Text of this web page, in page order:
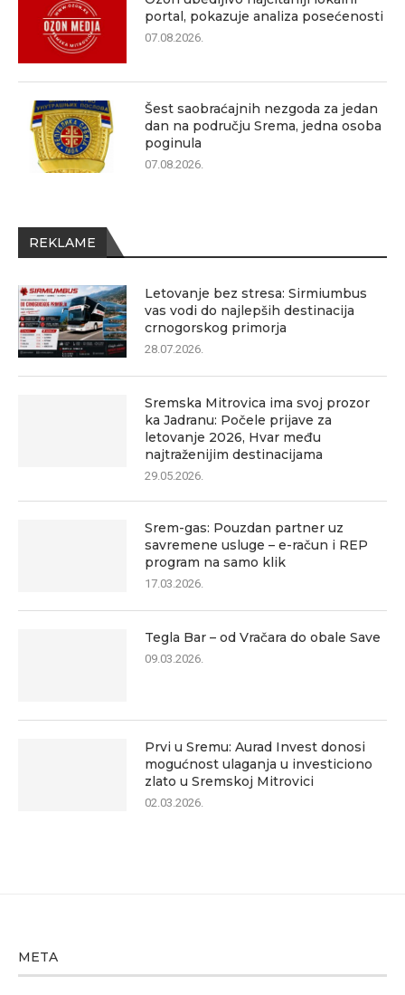
portal, pokazuje analiza posećenosti
07.08.2026.
Šest saobraćajnih nezgoda za jedan
dan na području Srema, jedna osoba
poginula
07.08.2026.
REKLAME
Letovanje bez stresa: Sirmiumbus
vas vodi do najlepših destinacija
crnogorskog primorja
28.07.2026.
Sremska Mitrovica ima svoj prozor
ka Jadranu: Počele prijave za
letovanje 2026, Hvar među
najtraženijim destinacijama
29.05.2026.
Srem-gas: Pouzdan partner uz
savremene usluge – e-račun i REP
program na samo klik
17.03.2026.
Tegla Bar – od Vračara do obale Save
09.03.2026.
Prvi u Sremu: Aurad Invest donosi
mogućnost ulaganja u investiciono
zlato u Sremskoj Mitrovici
02.03.2026.
META